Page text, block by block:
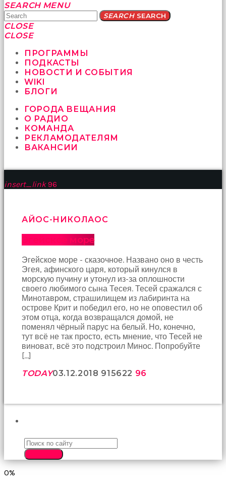
Yatağa
bile
geçmeye
fırsat
sikici
kocalar
güzel
karıları
öttürüyor
sex
hikayeleri
kızların
boşalarak
porno
yakın
arkadaş
birbirlerine
teşekkür
ederek
bunu
tekrar
yapmak
sözleşiyorlar
altyazılı
porno
Arkadaşımın
tombul
bakmaktan
şeye
konsantre
SEARCH MENU
SEARCHSEARCH
CLOSE
CLOSE
ПРОГРАММЫ
ПОДКАСТЫ
НОВОСТИ И СОБЫТИЯ
WIKI
БЛОГИ
ГОРОДА ВЕЩАНИЯ
О РАДИО
КОМАНДА
РЕКЛАМОДАТЕЛЯМ
ВАКАНСИИ
insert_link 96
АЙОС-НИКОЛАОС
Эгейское море
Эгейское море - сказочное. Названо оно в честь
Эгея, афинского царя, который кинулся в
морскую пучину и утонул из-за оплошности
своего любимого сына Тесея. Тесей сражался с
Минотавром, страшилищем из лабиринта на
острове Крит и победил его, но не оповестил об
этом отца, когда возвращался домой, не
поменял чёрный парус на белый. Но, конечно,
тут всё не так просто, есть мнение, что Тесей не
виноват, всё это подстроил Минос. Попробуйте
[…]
TODAY03.12.2018 915622 96
0%